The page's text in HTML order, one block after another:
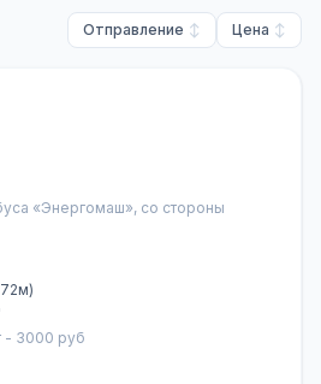
Отправление Цена
«Энергомаш», со стороны
- 3000 руб